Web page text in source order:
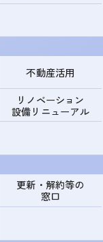
不動産活用
リノベーション
設備リニューアル
更新・解約等の
窓口